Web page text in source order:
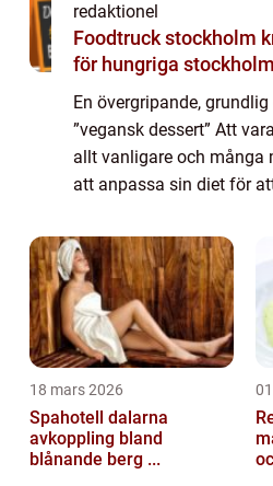
redaktionel
Foodtruck stockholm krogmat på hjul
för hungriga
En övergripande,
”vegansk dessert” Att
allt vanligare och många
att anpassa sin diet för
viktig del av kosten är
18 mars 2026
Spahotell dalarna
avkoppling bland
blånande berg ...